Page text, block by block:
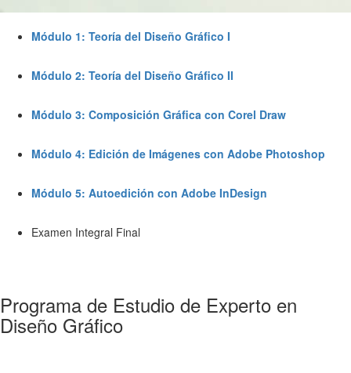
Módulo 1: Teoría del Diseño Gráfico I
Módulo 2: Teoría del Diseño Gráfico II
Módulo 3: Composición Gráfica con Corel Draw
Módulo 4: Edición de Imágenes con Adobe Photoshop
Módulo 5: Autoedición con Adobe InDesign
Examen Integral Final
Programa de Estudio de Experto en
Diseño Gráfico